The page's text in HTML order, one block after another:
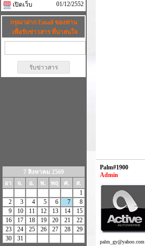
เปิดเว็บ
01/12/2552
กรุณาฝาก Email ของท่าน
เพื่อรับข่าวสาร ที่น่าสนใจ
7 สิงหาคม 2569
อา
จ. อ. พ. พฤ ศ.
ส.
1
2
3 4 5 6 7
8
9
10 11 12 13 14
15
16
17 18 19 20 21
22
23
24 25 26 27 28
29
30
31
Palm#1900
Admin
palm_gy@yahoo.com